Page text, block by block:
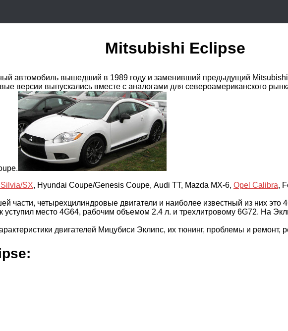
Mitsubishi Eclipse
автомобиль вышедший в 1989 году и заменивший предыдущий Mitsubishi
версии выпускались вместе с аналогами для североамериканского
SX, Hyundai Coupe/Genesis Coupe, Audi TT, Mazda MX-6, Opel Calibra,
части, четырехцилиндровые двигатели и наиболее известный из них это
место 4G64, рабочим объемом 2.4 л. и трехлитровому 6G72. На
двигателей Мицубиси Эклипс, их тюнинг, проблемы и ремонт,
: